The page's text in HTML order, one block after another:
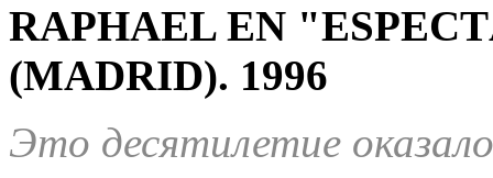
RAPHAEL EN
(MADRID). 1996
Это десятилетие